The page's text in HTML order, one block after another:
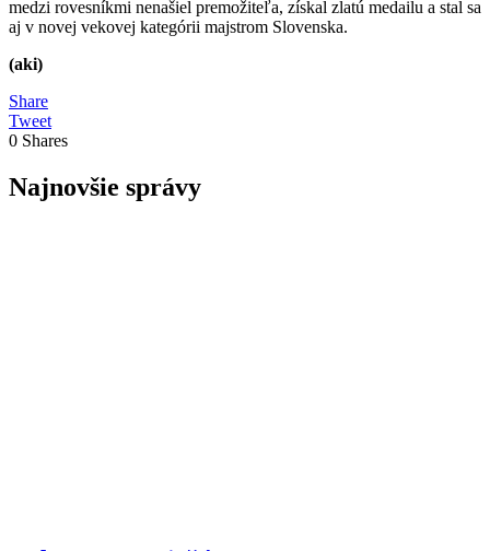
medzi rovesníkmi nenašiel premožiteľa, získal zlatú medailu a stal sa
aj v novej vekovej kategórii majstrom Slovenska.
(aki)
Share
Tweet
0 Shares
Najnovšie správy